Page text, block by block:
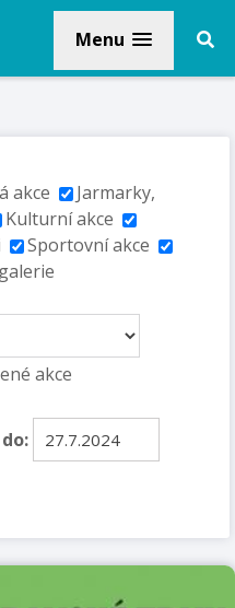
Menu
akce
Jarmarky,
Kulturní akce
Sportovní akce
akce
do: